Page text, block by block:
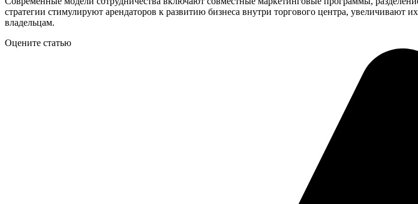
стратегии стимулируют арендаторов к развитию бизнеса внутри торгового центра, увеличивают
владельцам.
Оцените статью